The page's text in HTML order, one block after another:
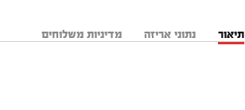
תיאור נתוני אריזה מדיניות משלוחים